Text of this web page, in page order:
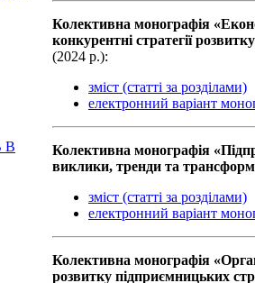
В
Колективна монографiя
конкурентні стратегії
(2024 р.):
зміст (статті за розділами)
електронний варіант
Колективна монографiя
виклики, тренди та
зміст (статті за розділами)
електронний варіант
Колективна монографiя
розвитку підприємницьких